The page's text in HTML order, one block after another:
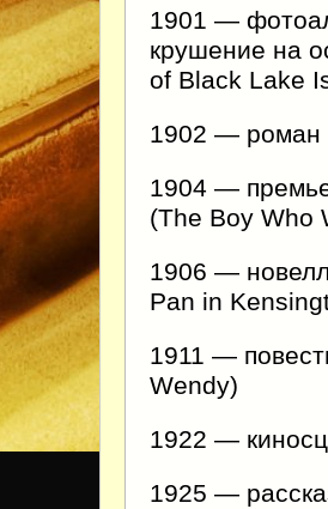
1901 —
крушение на
of Black Lake
1902 — роман
1904 —
(The Boy Who
1906 —
Pan in
1911 —
Wendy)
1922 —
1925 —